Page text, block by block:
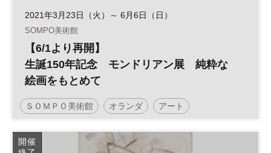
2021年3月23日（火）～ 6月6日（日）
SOMPO美術館
【6/1より再開】
生誕150年記念 モンドリアン展 純粋な
絵画をもとめて
ＳＯＭＰＯ美術館 オランダ アート
開催